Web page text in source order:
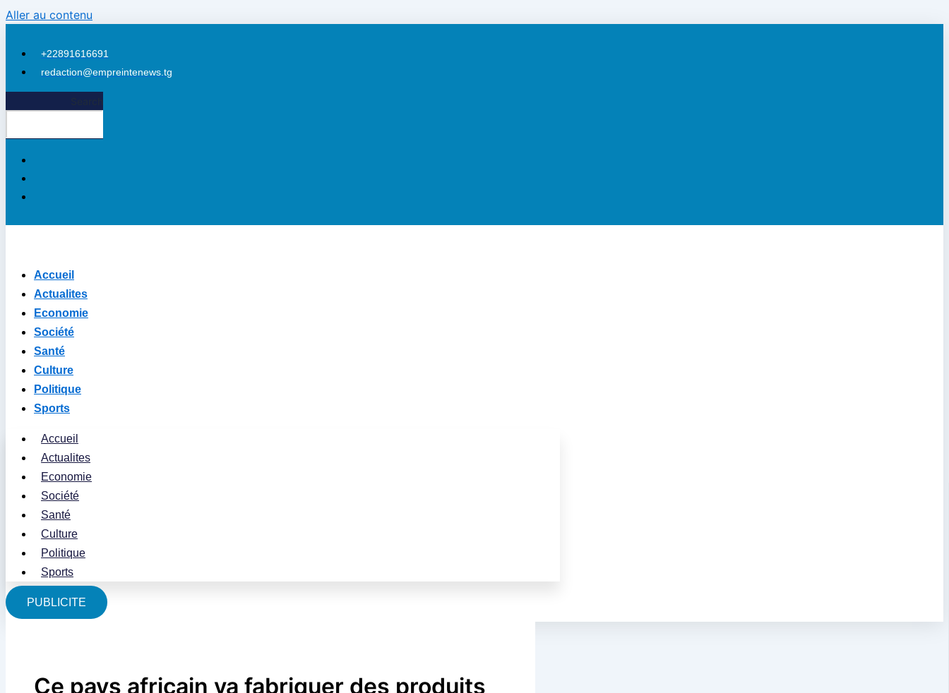
Aller au contenu
+22891616691
redaction@empreintenews.tg
Accueil
Actualites
Economie
Société
Santé
Culture
Politique
Sports
Accueil
Actualites
Economie
Société
Santé
Culture
Politique
Sports
PUBLICITE
Ce pays africain va fabriquer des produits